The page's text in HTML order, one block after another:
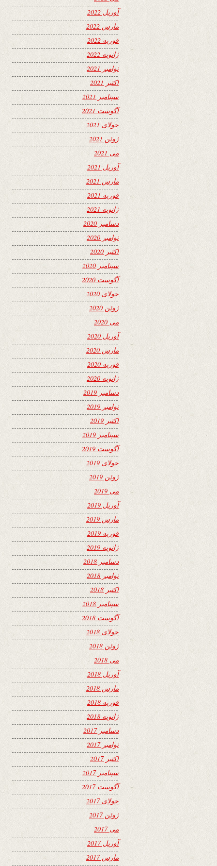
آوریل 2022
مارس 2022
فوریه 2022
ژانویه 2022
نوامبر 2021
اکتبر 2021
سپتامبر 2021
آگوست 2021
جولای 2021
ژوئن 2021
می 2021
آوریل 2021
مارس 2021
فوریه 2021
ژانویه 2021
دسامبر 2020
نوامبر 2020
اکتبر 2020
سپتامبر 2020
آگوست 2020
جولای 2020
ژوئن 2020
می 2020
آوریل 2020
مارس 2020
فوریه 2020
ژانویه 2020
دسامبر 2019
نوامبر 2019
اکتبر 2019
سپتامبر 2019
آگوست 2019
جولای 2019
ژوئن 2019
می 2019
آوریل 2019
مارس 2019
فوریه 2019
ژانویه 2019
دسامبر 2018
نوامبر 2018
اکتبر 2018
سپتامبر 2018
آگوست 2018
جولای 2018
ژوئن 2018
می 2018
آوریل 2018
مارس 2018
فوریه 2018
ژانویه 2018
دسامبر 2017
نوامبر 2017
اکتبر 2017
سپتامبر 2017
آگوست 2017
جولای 2017
ژوئن 2017
می 2017
آوریل 2017
مارس 2017